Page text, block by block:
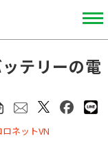
テリーの電
ネットVN